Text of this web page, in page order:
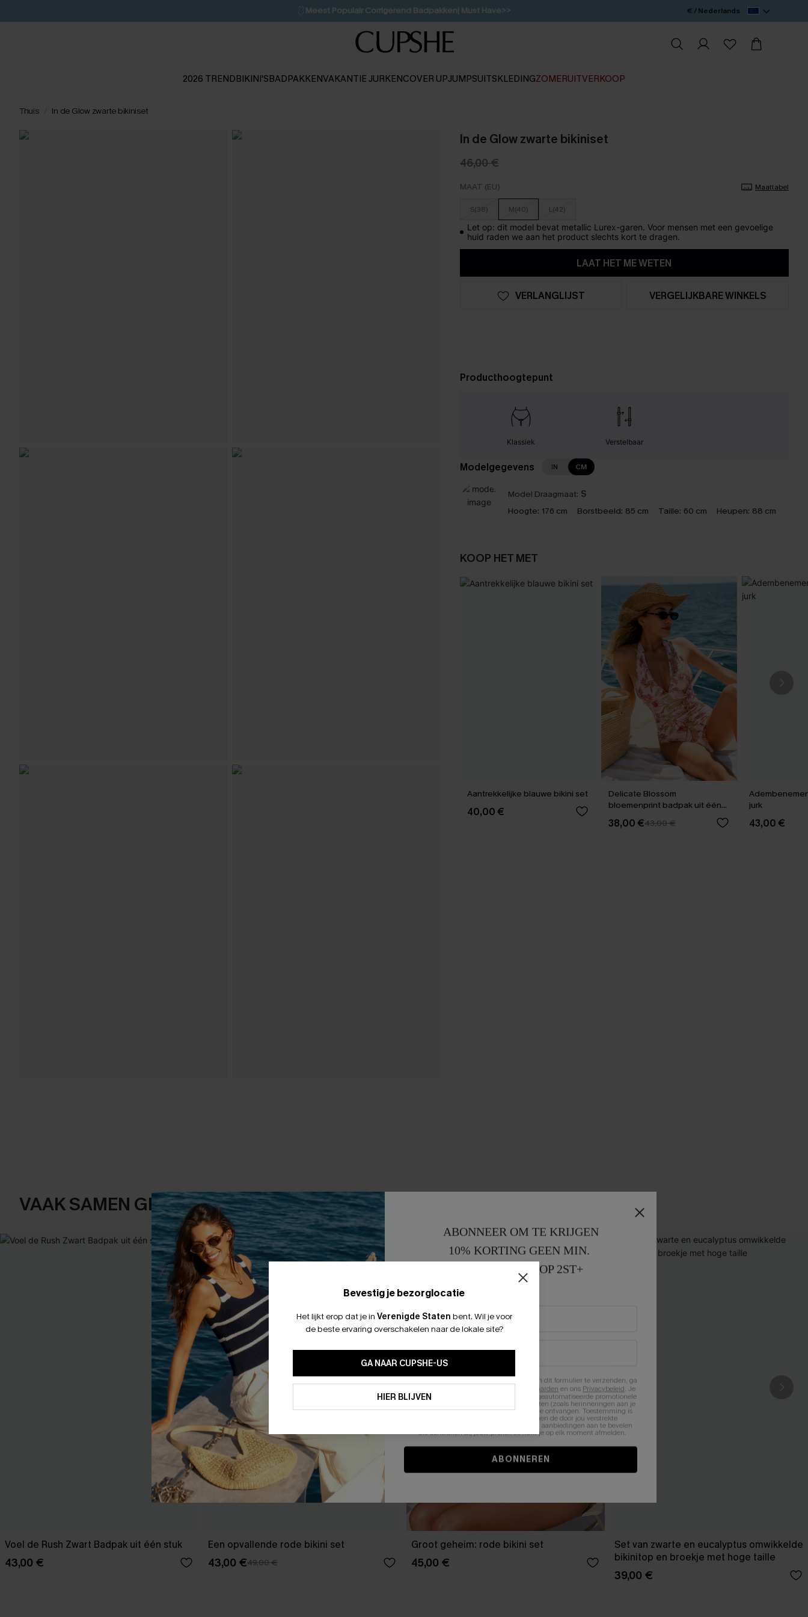
🩱 Meest Populair Corrigerend Badpakken| Must Have>>
💌Abonneer je & ontvang tot 15% korting>>
Koop 3, krijg 15% korting | CODE: SW15
€ / Nederlands
2026 TRENDBIKINI'SBADPAKKENVAKANTIE JURKENCOVER UPJUMPSUITSKLEDINGZOMERUITVERKOOP
Thuis In de Glow zwarte bikiniset
In de Glow zwarte bikiniset
46,00 €
MAAT (EU) Maattabel
S(38) M(40) L(42)
Let op: dit model bevat metallic Lurex-garen. Voor mensen met een gevoelige
huid raden we aan het product slechts kort te dragen.
LAAT HET ME WETEN
VERLANGLIJST VERGELIJKBARE WINKELS
Producthoogtepunt
Klassiek Verstelbaar
Modelgegevens IN CM
Model Draagmaat: S
Hoogte: 176 cm Borstbeeld: 85 cm Taille: 60 cm Heupen: 88 cm
KOOP HET MET
Aantrekkelijke blauwe bikini set
40,00 €
Delicate Blossom
bloemenprint badpak uit één
stuk
38,00 €43,00 €
jurk
43,00 €
VAAK SAMEN GEKOCHT
Voel de Rush Zwart Badpak uit één stuk
43,00 €
Een opvallende rode bikini set
43,00 €49,00 €
Groot geheim: rode bikini set
45,00 €
Set van zwarte en eucalyptus omwikkelde
bikinitop en broekje met hoge taille
39,00 €
Bevestig je bezorglocatie
Het lijkt erop dat je in Verenigde Staten bent. Wil je voor
de beste ervaring overschakelen naar de lokale site?
GA NAAR CUPSHE-US
HIER BLIJVEN
ABONNEER OM TE KRIJGEN
10% KORTING GEEN MIN.
15% KORTING OP 2ST+
Door je contactgegevens in te vullen en dit formulier te verzenden, ga
Algemene Voorwaarden en ons Privacybeleid. Je
stemt er tevens mee in om herhaalde geautomatiseerde promotionele
en gepersonaliseerde marketingberichten (zoals herinneringen aan je
winkelwagen) en e-mails van Cupshe te ontvangen. Toestemming is
niet vereist voor een aankoop. We kunnen de door jou verstrekte
informatie gebruiken om producten en aanbiedingen aan te bevelen
die aansluiten bij jouw profiel. Je kunt je op elk moment afmelden.
ABONNEREN